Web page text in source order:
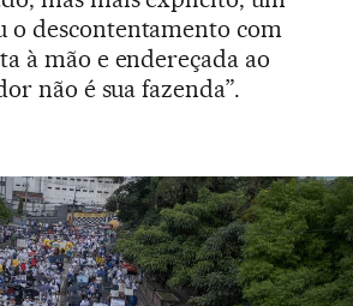
o descontentamento com
à mão e endereçada ao
não é sua fazenda”.